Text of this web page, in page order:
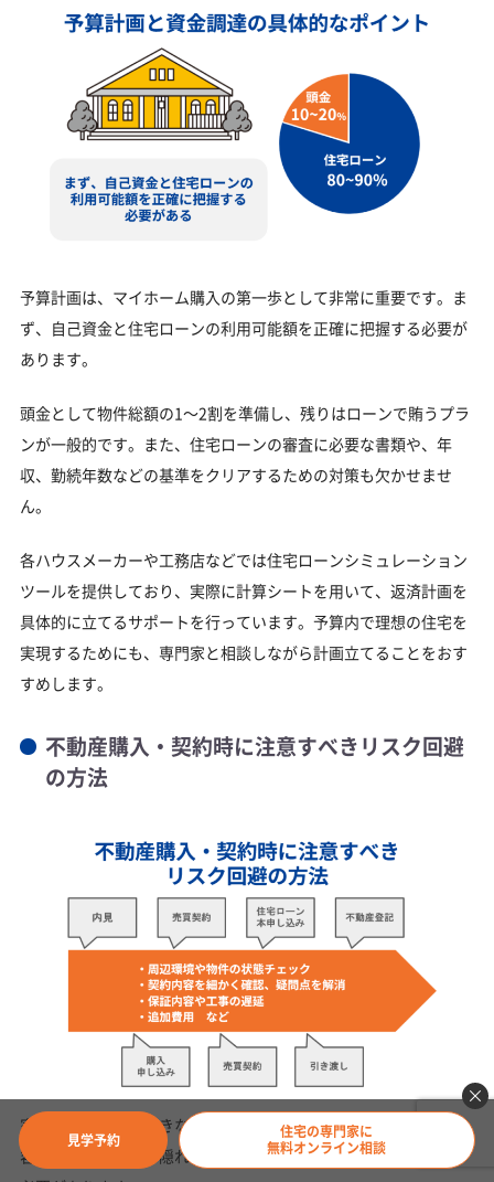
予算計画は、マイホーム購入の第一歩として非常に重要です。ま
ず、自己資金と住宅ローンの利用可能額を正確に把握する必要が
あります。
頭金として物件総額の1～2割を準備し、残りはローンで賄うプラ
ンが一般的です。また、住宅ローンの審査に必要な書類や、年
収、勤続年数などの基準をクリアするための対策も欠かせませ
ん。
各ハウスメーカーや工務店などでは住宅ローンシミュレーション
ツールを提供しており、実際に計算シートを用いて、返済計画を
具体的に立てるサポートを行っています。予算内で理想の住宅を
実現するためにも、専門家と相談しながら計画立てることをおす
すめします。
不動産購入・契約時に注意すべきリスク回避
の方法
家の契約は人生の大きなイベントです。契約前には、契約書の内
容を細かく確認し、隠れたリスクがないかをしっかりと見極める
見学予約
住宅の専門家に
無料オンライン相談